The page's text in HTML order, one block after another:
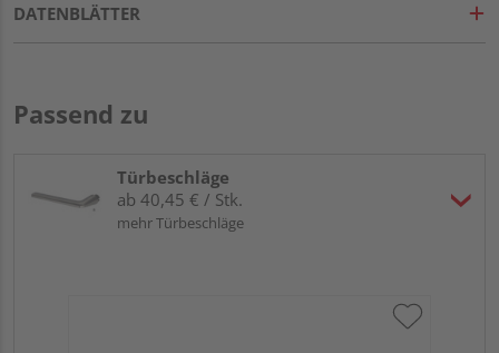
DATENBLÄTTER
Passend zu
Türbeschläge
ab 40,45 € / Stk.
mehr Türbeschläge